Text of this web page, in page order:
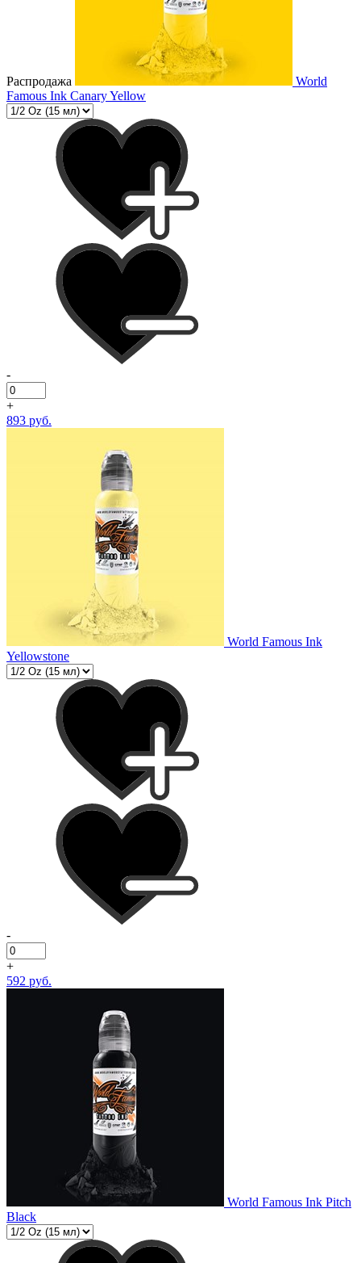
Распродажа
World
Famous Ink Canary Yellow
-
+
893 руб.
World Famous Ink
Yellowstone
-
+
592 руб.
World Famous Ink Pitch
Black